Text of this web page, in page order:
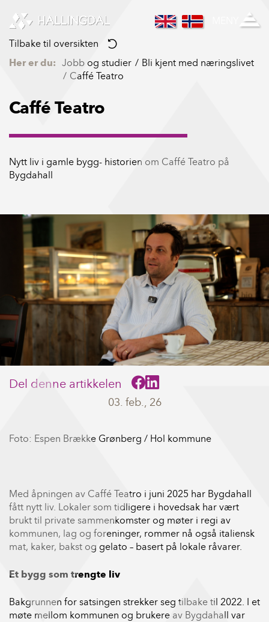
Her er du: Jobb og studier
Bli kjent med næringslivet
Caffé Teatro
Tilbake til oversikten
Caffé Teatro
Nytt liv i gamle bygg- historien om Caffé Teatro på
Bygdahall
Del denne artikkelen
03. feb., 26
Foto: Espen Brække Grønberg / Hol kommune
Med åpningen av Caffé Teatro i juni 2025 har Bygdahall
fått nytt liv. Lokaler som tidligere i hovedsak har vært
brukt til private sammenkomster og møter i regi av
kommunen, lag og foreninger, rommer nå også italiensk
mat, kaker, bakst og gelato – basert på lokale råvarer.
Et bygg som trengte liv
Bakgrunnen for satsingen strekker seg tilbake til 2022. I et
møte mellom kommunen og brukere av Bygdahall var